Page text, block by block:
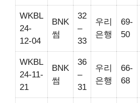
WKBL
24-
12-04
BNK
썸
32
–
33
우리
은행
69-
50
WKBL
24-11-
21
BNK
썸
36
–
31
우리
은행
66-
68